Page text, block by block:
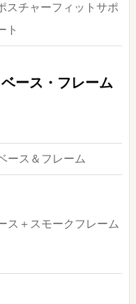
スチャーフィットサポ
ト
ース・フレーム
ース＆フレーム
ス＋スモークフレーム